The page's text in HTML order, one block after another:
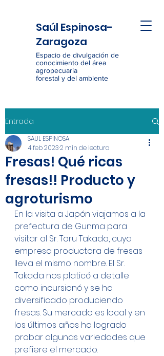
Saúl Espinosa-
Zaragoza
Espacio de divulgación de
conocimiento del área
agropecuaria
forestal y del ambiente
Entrada
Fresas! Qué ricas
fresas!! Producto y
agroturismo
SAUL ESPINOSA
4 feb 20232 min de lectura
En la visita a Japón viajamos a la
prefectura de Gunma para
visitar al Sr. Toru Takada, cuya
empresa productora de fresas
lleva el mismo nombre. El Sr.
Takada nos platicó a detalle
como incursionó y se ha
diversificado produciendo
fresas. Su mercado es local y en
los últimos años ha logrado
probar algunas variedades que
prefiere el mercado.